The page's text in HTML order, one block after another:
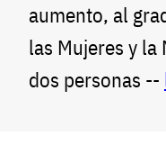
aumento, al
las Mujeres y la
dos personas --